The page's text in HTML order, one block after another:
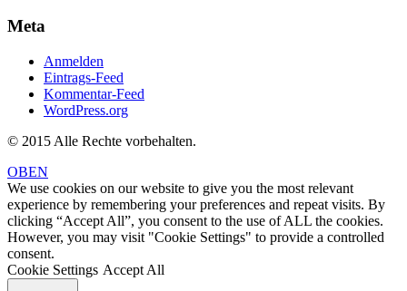
Meta
Anmelden
Eintrags-Feed
Kommentar-Feed
WordPress.org
© 2015 Alle Rechte vorbehalten.
OBEN
We use cookies on our website to give you the most relevant
experience by remembering your preferences and repeat visits. By
clicking “Accept All”, you consent to the use of ALL the cookies.
However, you may visit "Cookie Settings" to provide a controlled
consent.
Cookie Settings Accept All